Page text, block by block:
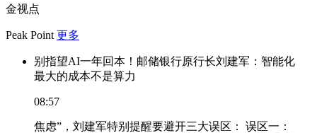
金视点
Peak Point 更多
别指望AI一年回本！邮储银行原行长刘建军：智能化
最大的成本不是算力
08:57
焦虑”，刘建军特别提醒要避开三大误区： 误区一：